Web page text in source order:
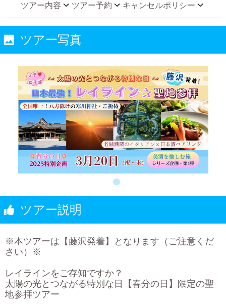
ツアー内容
ツアー予約 キャンセルポリシー
ツアー写真
ツアー説明
※本ツアーは【藤沢発着】となります（ご注意くだ
さい）※
レイラインをご存知ですか？
太陽の光とつながる特別な日【春分の日】限定の聖
地参拝ツアー